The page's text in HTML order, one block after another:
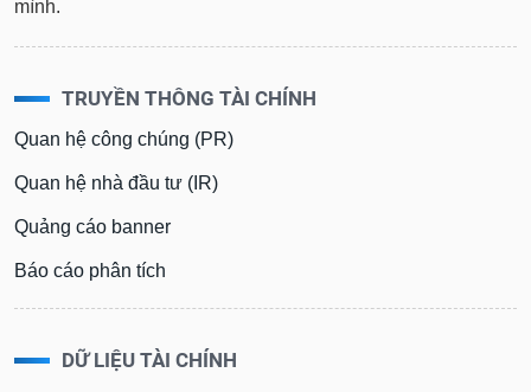
mình.
TRUYỀN THÔNG TÀI CHÍNH
Quan hệ công chúng (PR)
Quan hệ nhà đầu tư (IR)
Quảng cáo banner
Báo cáo phân tích
DỮ LIỆU TÀI CHÍNH